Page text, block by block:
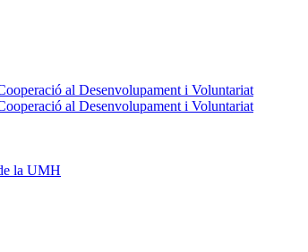
al Desenvolupament i Voluntariat
al Desenvolupament i Voluntariat
la UMH